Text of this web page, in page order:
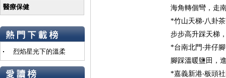
醫療保健
烈焰星光下的溫柔
海角轉個彎，走
*竹山天梯‧八卦
步步高升踩天梯
*台南北門‧井仔腳
腳踩溫暖鹽田，
*嘉義新港‧板頭